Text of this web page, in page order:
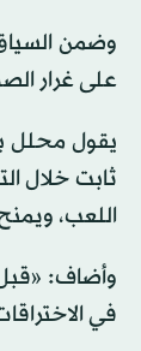
على غرار
يقول محلل
ثابت خلال
اللعب،
وأضاف: «قبل
في